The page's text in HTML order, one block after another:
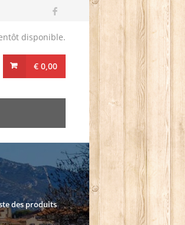
disponible.
€ 0,00
des produits